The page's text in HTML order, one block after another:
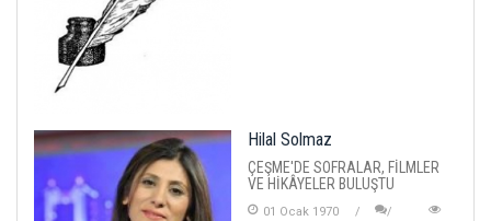
Hilal Solmaz
ÇEŞME'DE SOFRALAR, FİLMLER
VE HİKÂYELER BULUŞTU
01 Ocak 1970